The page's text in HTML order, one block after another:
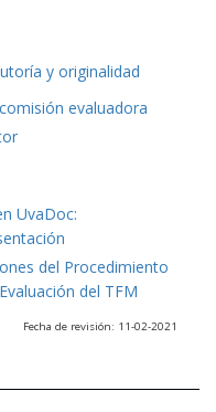
y originalidad
evaluadora
UvaDoc:
del Procedimiento
del TFM
Fecha de revisión: 11-02-2021